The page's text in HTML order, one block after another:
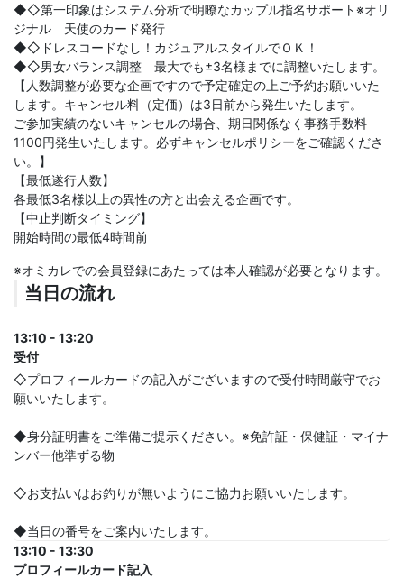
◆◇第一印象はシステム分析で明瞭なカップル指名サポート※オリ
ジナル 天使のカード発行
◆◇ドレスコードなし！カジュアルスタイルでＯＫ！
◆◇男女バランス調整 最大でも±3名様までに調整いたします。
【人数調整が必要な企画ですので予定確定の上ご予約お願いいた
します。キャンセル料（定価）は3日前から発生いたします。
ご参加実績のないキャンセルの場合、期日関係なく事務手数料
1100円発生いたします。必ずキャンセルポリシーをご確認くださ
い。】
【最低遂行人数】
各最低3名様以上の異性の方と出会える企画です。
【中止判断タイミング】
開始時間の最低4時間前
※オミカレでの会員登録にあたっては本人確認が必要となります。
当日の流れ
13:10 - 13:20
受付
◇プロフィールカードの記入がございますので受付時間厳守でお
願いいたします。
◆身分証明書をご準備ご提示ください。※免許証・保健証・マイナ
ンバー他準ずる物
◇お支払いはお釣りが無いようにご協力お願いいたします。
◆当日の番号をご案内いたします。
13:10 - 13:30
プロフィールカード記入